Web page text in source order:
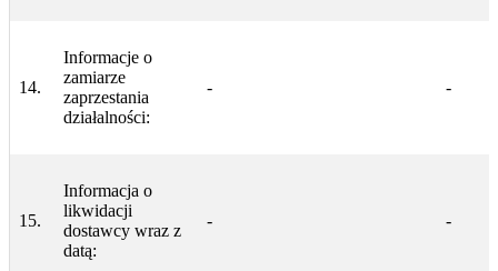
14.
Informacje o
zamiarze
zaprzestania
działalności:
- -
15.
Informacja o
likwidacji
dostawcy wraz z
datą:
- -